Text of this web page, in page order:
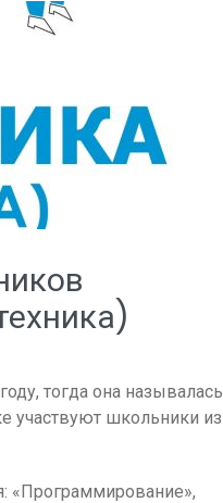
тогда она называлась
участвуют школьники из
«Программирование»,